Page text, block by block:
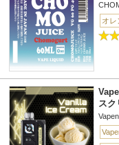
オレ
スク